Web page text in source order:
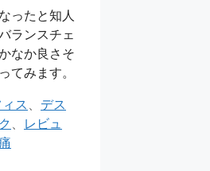
ったと知人
ランスチェ
なか良さそ
てみます。
ス
デス
レビュ